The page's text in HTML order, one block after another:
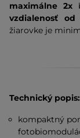
maximálne 2x
vzdialenosť od
žiarovke je
Technický popis:
kompaktný